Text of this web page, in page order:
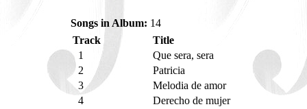
Songs in Album: 14
Track
Title
1
Que sera, sera
2
Patricia
3
Melodia de amor
4
Derecho de mujer